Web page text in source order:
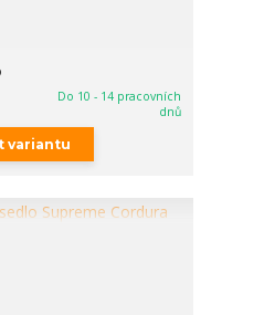
Do 10 - 14 pracovních
dnů
variantu